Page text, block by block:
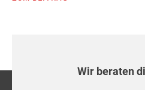
Wir beraten